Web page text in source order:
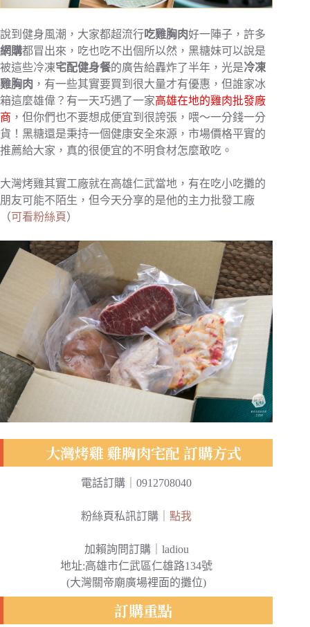
說到健身風潮，大家都超流行吃雞胸肉好一陣子，許多
網購都冒出來，吃也吃不出個所以然，黑糖妹可以說是
被這些冷凍宅配健身餐的廣告給轟炸了半年，光是冷凍
雞胸肉 ，有一些其實要買到很大量才有優惠，但誰家冰
箱這麼雄偉？有一天巧遇了一家高雄在地的雞肉批發廠
商 ，但你們也不要想成便宜到很誇張，喂～一分錢一分
貨！黑糖還是秉持一個健康安全來源，市場價格平實的
推薦給大家，真的很便宜的不明食材怎麼敢吃。
大灣烤雞其實工廠就在高雄仁武當地，有在吃小吃攤的
朋友可能不陌生，但今天分享的是他的主力批發工廠
（可看粉絲頁）
大灣烤雞 雞胸肉宅配 訂購方式
電話訂購｜0912708040
粉絲頁私訊訂購｜點我
加賴詢問訂購｜ladiou
地址:高雄市仁武區仁雄路134號
(大灣關帝廟廣場裡面的攤位)
訂購重點